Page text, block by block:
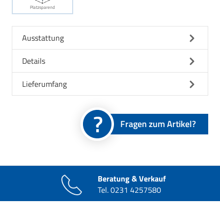
Platzsparend
Ausstattung
Details
Lieferumfang
Fragen zum Artikel?
Beratung & Verkauf
Tel.0231 4257580